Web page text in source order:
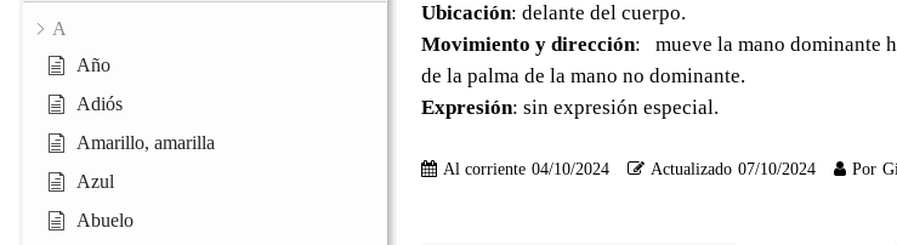
A
Año
Adiós
Amarillo, amarilla
Azul
Abuelo
Ubicación: delante del cuerpo.
Movimiento y dirección: mueve la mano dominante
de la palma de la mano no dominante.
Expresión: sin expresión especial.
Al corriente 04/10/2024 Actualizado 07/10/2024 Por